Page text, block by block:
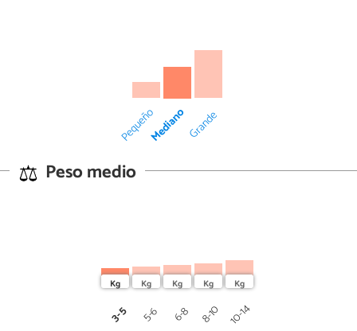
PequeñoMedianoGrande
Peso medio
3-5 5-6 6-8 8-10 10-14